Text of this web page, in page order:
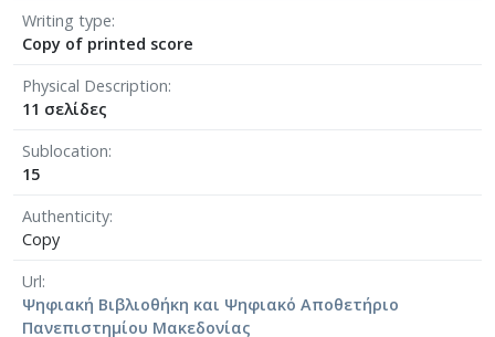
Writing type
Copy of printed score
Physical Description
11 σελίδες
Sublocation
15
Authenticity
Copy
Url
Ψηφιακή Βιβλιοθήκη και Ψηφιακό Αποθετήριο
Πανεπιστημίου Μακεδονίας